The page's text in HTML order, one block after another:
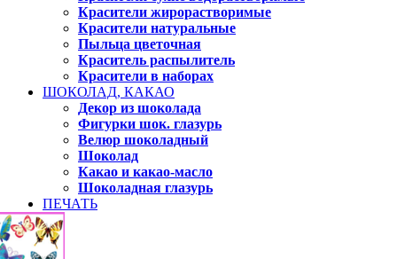
Красители жирорастворимые
Красители натуральные
Пыльца цветочная
Краситель распылитель
Красители в наборах
ШОКОЛАД, КАКАО
Декор из шоколада
Фигурки шок. глазурь
Велюр шоколадный
Шоколад
Какао и какао-масло
Шоколадная глазурь
ПЕЧАТЬ